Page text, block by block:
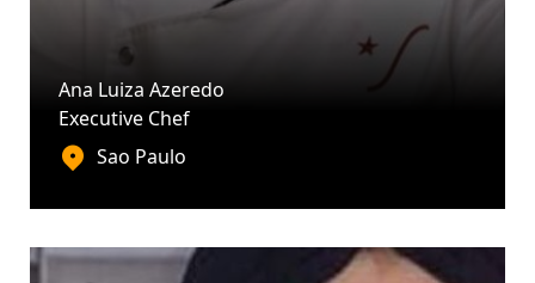
Ana Luiza Azeredo
Executive Chef
Sao Paulo